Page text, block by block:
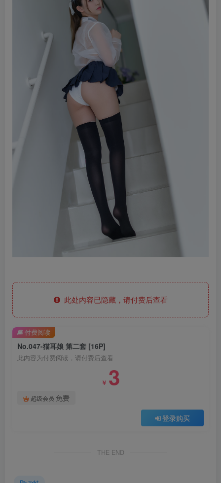
此处内容已隐藏，请付费后查看
No.047-猫耳娘 第二套 [16P]
此内容为付费阅读，请付费后查看
￥ 3
超级会员 免费
登录购买
付费阅读
THE END